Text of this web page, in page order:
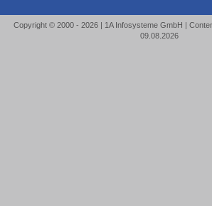
Copyright © 2000 - 2026 | 1A Infosysteme GmbH |
09.08.2026